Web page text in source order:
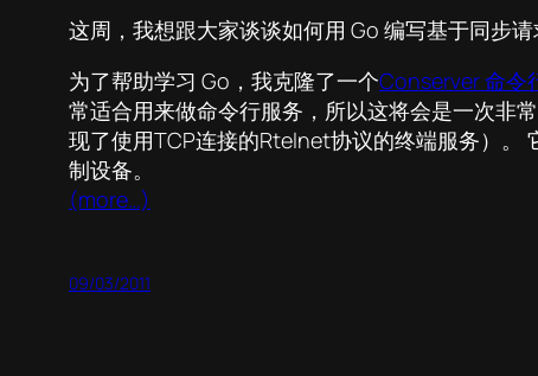
这周，我想跟大家谈谈如何用 Go 编写基于同步
为了帮助学习 Go，我克隆了一个Conserver 命令
常适合用来做命令行服务，所以这将会是一次非
现了使用TCP连接的Rtelnet协议的终端服务）。
制设备。
(more…)
09/03/2011